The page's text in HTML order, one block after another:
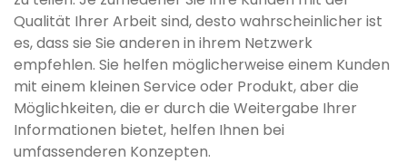
Qualität Ihrer Arbeit sind, desto wahrscheinlicher ist
es, dass sie Sie anderen in ihrem Netzwerk
empfehlen. Sie helfen möglicherweise einem Kunden
mit einem kleinen Service oder Produkt, aber die
Möglichkeiten, die er durch die Weitergabe Ihrer
Informationen bietet, helfen Ihnen bei
umfassenderen Konzepten.